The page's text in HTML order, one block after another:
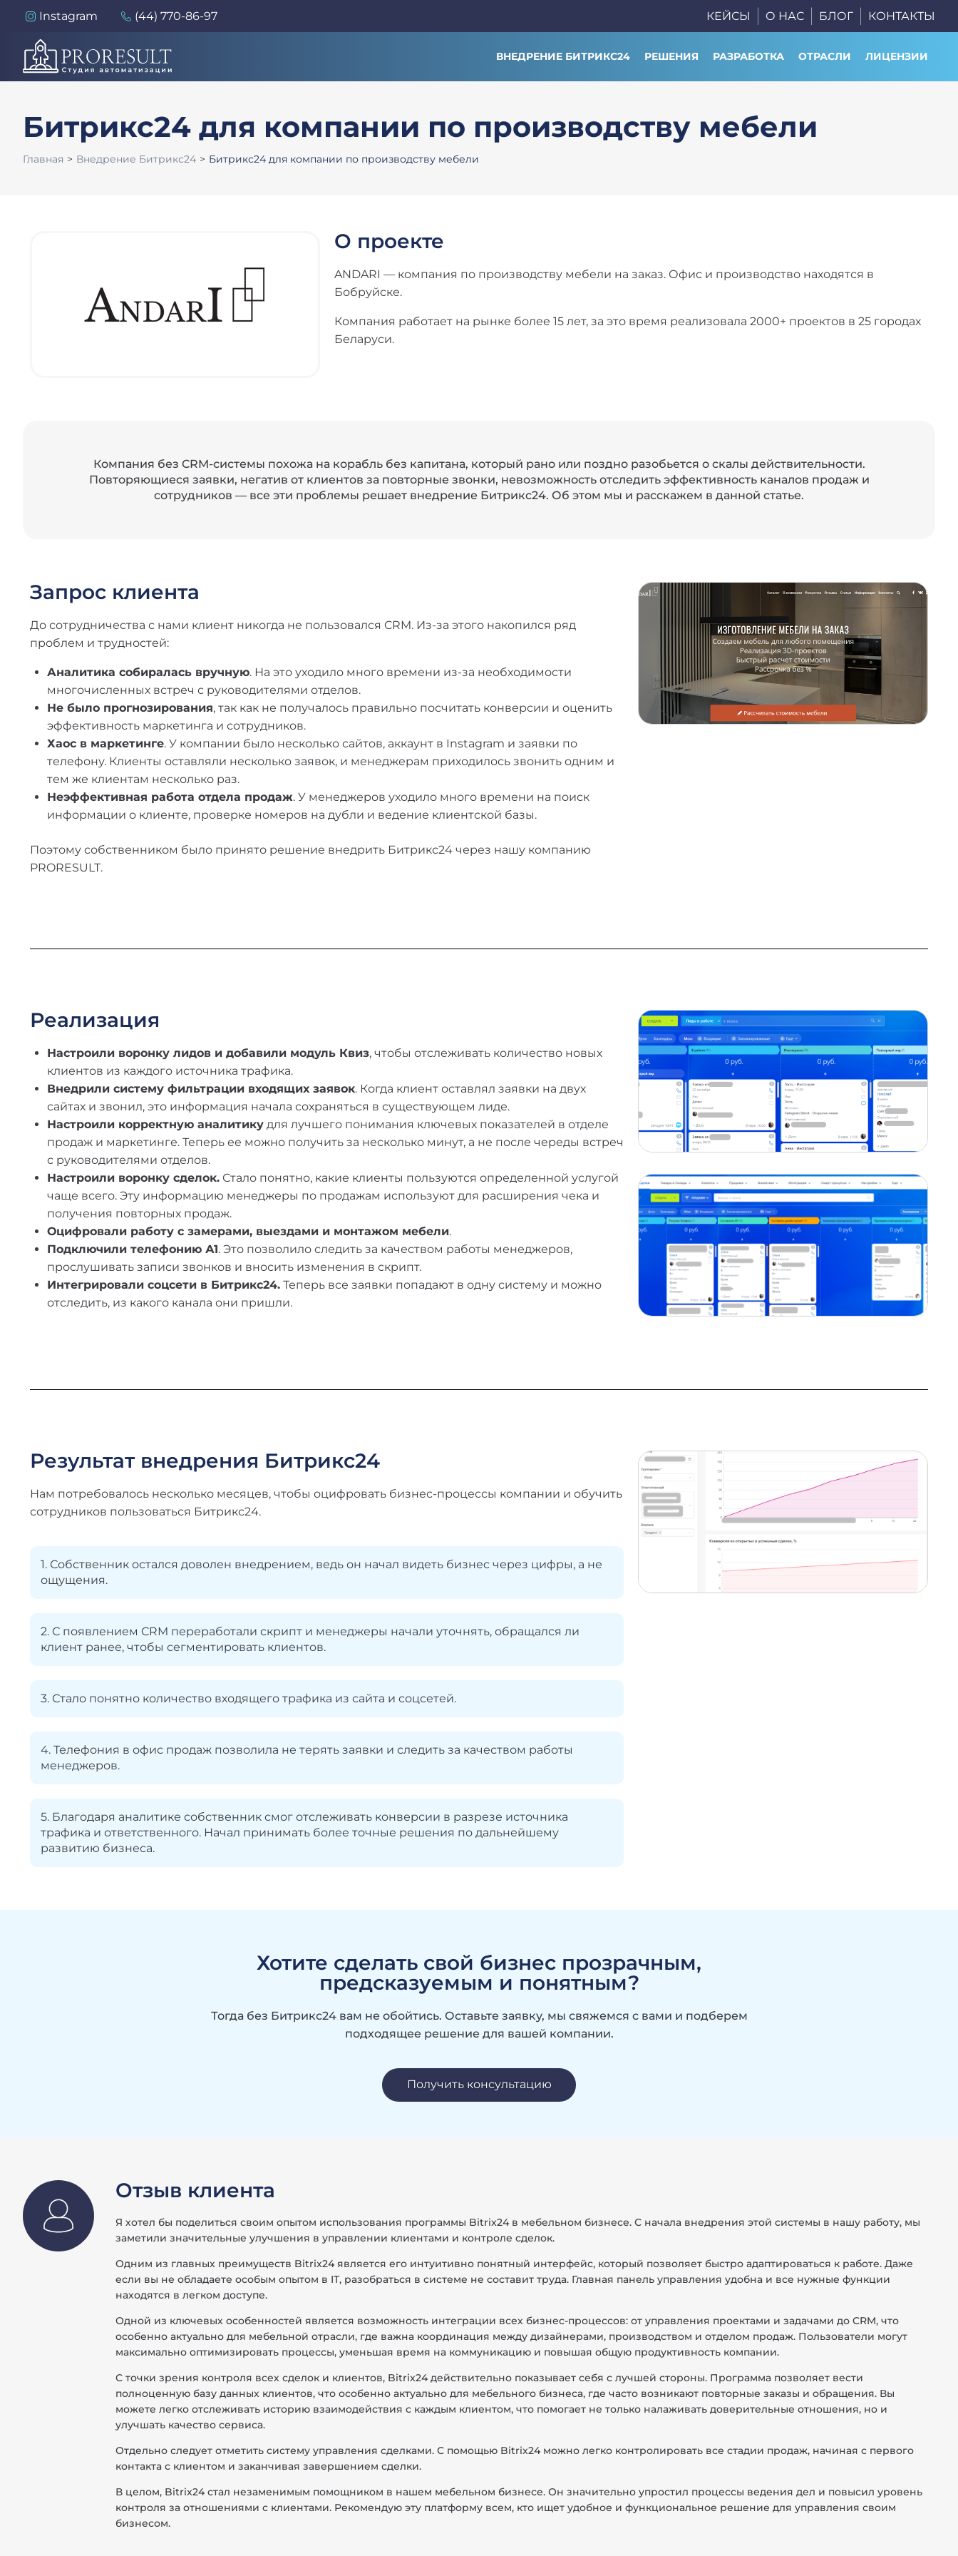
Instagram (44) 770-86-97 КЕЙСЫ О НАС БЛОГ КОНТАКТЫ
ВНЕДРЕНИЕ БИТРИКС24 РЕШЕНИЯ РАЗРАБОТКА ОТРАСЛИ ЛИЦЕНЗИИ
Битрикс24 для компании по производству мебели
Главная > Внедрение Битрикс24 > Битрикс24 для компании по производству мебели
О проекте
ANDARI — компания по производству мебели на заказ. Офис и производство находятся в
Бобруйске.
Компания работает на рынке более 15 лет, за это время реализовала 2000+ проектов в 25 городах
Беларуси.
Компания без CRM-системы похожа на корабль без капитана, который рано или поздно разобьется о скалы действительности.
Повторяющиеся заявки, негатив от клиентов за повторные звонки, невозможность отследить эффективность каналов продаж и
сотрудников — все эти проблемы решает внедрение Битрикс24. Об этом мы и расскажем в данной статье.
Запрос клиента
До сотрудничества с нами клиент никогда не пользовался CRM. Из-за этого накопился ряд
проблем и трудностей:
Аналитика собиралась вручную. На это уходило много времени из-за необходимости
многочисленных встреч с руководителями отделов.
Не было прогнозирования, так как не получалось правильно посчитать конверсии и оценить
эффективность маркетинга и сотрудников.
Хаос в маркетинге. У компании было несколько сайтов, аккаунт в Instagram и заявки по
телефону. Клиенты оставляли несколько заявок, и менеджерам приходилось звонить одним и
тем же клиентам несколько раз.
Неэффективная работа отдела продаж. У менеджеров уходило много времени на поиск
информации о клиенте, проверке номеров на дубли и ведение клиентской базы.
Поэтому собственником было принято решение внедрить Битрикс24 через нашу компанию
PRORESULT.
Реализация
Настроили воронку лидов и добавили модуль Квиз, чтобы отслеживать количество новых
клиентов из каждого источника трафика.
Внедрили систему фильтрации входящих заявок. Когда клиент оставлял заявки на двух
сайтах и звонил, это информация начала сохраняться в существующем лиде.
Настроили корректную аналитику для лучшего понимания ключевых показателей в отделе
продаж и маркетинге. Теперь ее можно получить за несколько минут, а не после череды встреч
с руководителями отделов.
Настроили воронку сделок. Стало понятно, какие клиенты пользуются определенной услугой
чаще всего. Эту информацию менеджеры по продажам используют для расширения чека и
получения повторных продаж.
Оцифровали работу с замерами, выездами и монтажом мебели.
Подключили телефонию А1. Это позволило следить за качеством работы менеджеров,
прослушивать записи звонков и вносить изменения в скрипт.
Интегрировали соцсети в Битрикс24. Теперь все заявки попадают в одну систему и можно
отследить, из какого канала они пришли.
Результат внедрения Битрикс24
Нам потребовалось несколько месяцев, чтобы оцифровать бизнес-процессы компании и обучить
сотрудников пользоваться Битрикс24.
1. Собственник остался доволен внедрением, ведь он начал видеть бизнес через цифры, а не
ощущения.
2. С появлением CRM переработали скрипт и менеджеры начали уточнять, обращался ли
клиент ранее, чтобы сегментировать клиентов.
3. Стало понятно количество входящего трафика из сайта и соцсетей.
4. Телефония в офис продаж позволила не терять заявки и следить за качеством работы
менеджеров.
5. Благодаря аналитике собственник смог отслеживать конверсии в разрезе источника
трафика и ответственного. Начал принимать более точные решения по дальнейшему
развитию бизнеса.
Хотите сделать свой бизнес прозрачным,
предсказуемым и понятным?
Тогда без Битрикс24 вам не обойтись. Оставьте заявку, мы свяжемся с вами и подберем
подходящее решение для вашей компании.
Получить консультацию
Отзыв клиента
Я хотел бы поделиться своим опытом использования программы Bitrix24 в мебельном бизнесе. С начала внедрения этой системы в нашу работу, мы
заметили значительные улучшения в управлении клиентами и контроле сделок.
Одним из главных преимуществ Bitrix24 является его интуитивно понятный интерфейс, который позволяет быстро адаптироваться к работе. Даже
если вы не обладаете особым опытом в IT, разобраться в системе не составит труда. Главная панель управления удобна и все нужные функции
находятся в легком доступе.
Одной из ключевых особенностей является возможность интеграции всех бизнес-процессов: от управления проектами и задачами до CRM, что
особенно актуально для мебельной отрасли, где важна координация между дизайнерами, производством и отделом продаж. Пользователи могут
максимально оптимизировать процессы, уменьшая время на коммуникацию и повышая общую продуктивность компании.
С точки зрения контроля всех сделок и клиентов, Bitrix24 действительно показывает себя с лучшей стороны. Программа позволяет вести
полноценную базу данных клиентов, что особенно актуально для мебельного бизнеса, где часто возникают повторные заказы и обращения. Вы
можете легко отслеживать историю взаимодействия с каждым клиентом, что помогает не только налаживать доверительные отношения, но и
улучшать качество сервиса.
Отдельно следует отметить систему управления сделками. С помощью Bitrix24 можно легко контролировать все стадии продаж, начиная с первого
контакта с клиентом и заканчивая завершением сделки.
В целом, Bitrix24 стал незаменимым помощником в нашем мебельном бизнесе. Он значительно упростил процессы ведения дел и повысил уровень
контроля за отношениями с клиентами. Рекомендую эту платформу всем, кто ищет удобное и функциональное решение для управления своим
бизнесом.